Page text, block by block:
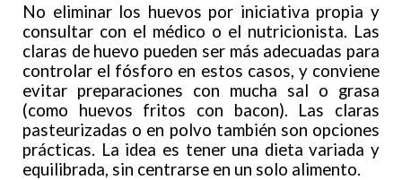
No eliminar los huevos por iniciativa propia y
consultar con el médico o el nutricionista. Las
claras de huevo pueden ser más adecuadas para
controlar el fósforo en estos casos, y conviene
evitar preparaciones con mucha sal o grasa
(como huevos fritos con bacon). Las claras
pasteurizadas o en polvo también son opciones
prácticas. La idea es tener una dieta variada y
equilibrada, sin centrarse en un solo alimento.